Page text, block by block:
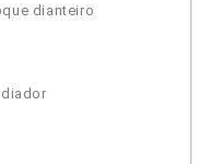
dianteiro